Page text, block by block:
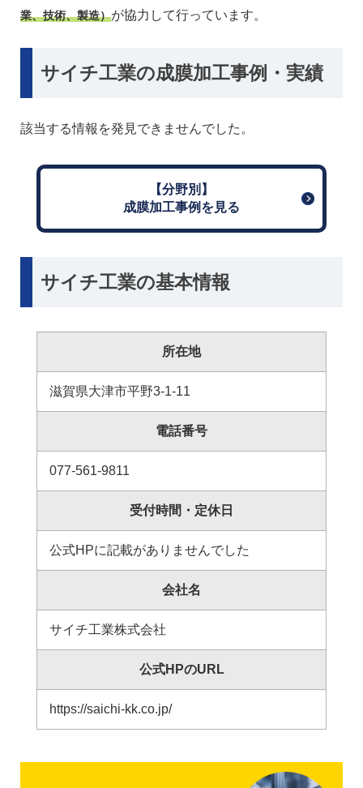
業、技術、製造）が協力して行っています。
サイチ工業の成膜加工事例・実績
該当する情報を発見できませんでした。
【分野別】
成膜加工事例を見る
サイチ工業の基本情報
所在地
滋賀県大津市平野3-1-11
電話番号
077-561-9811
受付時間・定休日
公式HPに記載がありませんでした
会社名
サイチ工業株式会社
公式HPのURL
https://saichi-kk.co.jp/